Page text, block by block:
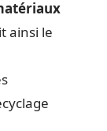
ainsi le